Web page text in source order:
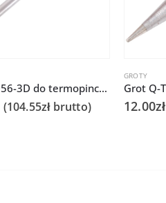
Grot Q-956-3D do termopincety Quick 986 do tweezera / TWZ120
(104.55złbrutto)
GROTY
12.00zł